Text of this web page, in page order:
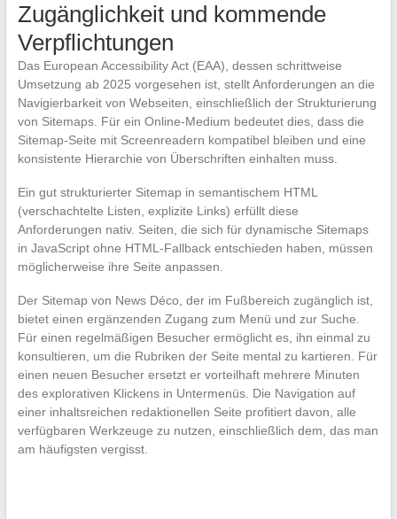
Zugänglichkeit und kommende
Verpflichtungen
Das European Accessibility Act (EAA), dessen schrittweise
Umsetzung ab 2025 vorgesehen ist, stellt Anforderungen an die
Navigierbarkeit von Webseiten, einschließlich der Strukturierung
von Sitemaps. Für ein Online-Medium bedeutet dies, dass die
Sitemap-Seite mit Screenreadern kompatibel bleiben und eine
konsistente Hierarchie von Überschriften einhalten muss.
Ein gut strukturierter Sitemap in semantischem HTML
(verschachtelte Listen, explizite Links) erfüllt diese
Anforderungen nativ. Seiten, die sich für dynamische Sitemaps
in JavaScript ohne HTML-Fallback entschieden haben, müssen
möglicherweise ihre Seite anpassen.
Der Sitemap von News Déco, der im Fußbereich zugänglich ist,
bietet einen ergänzenden Zugang zum Menü und zur Suche.
Für einen regelmäßigen Besucher ermöglicht es, ihn einmal zu
konsultieren, um die Rubriken der Seite mental zu kartieren. Für
einen neuen Besucher ersetzt er vorteilhaft mehrere Minuten
des explorativen Klickens in Untermenüs. Die Navigation auf
einer inhaltsreichen redaktionellen Seite profitiert davon, alle
verfügbaren Werkzeuge zu nutzen, einschließlich dem, das man
am häufigsten vergisst.